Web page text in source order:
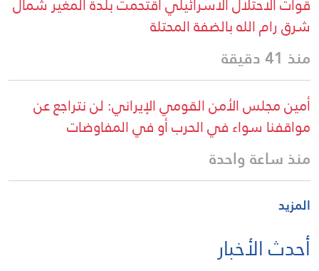
شرق رام الله بالضفة المحتلة
منذ 41 دقيقة
أمين مجلس الأمن القومي الإيراني: لن نتراجع عن
مواقفنا سواء في الحرب أو في المفاوضات
منذ ساعة واحدة
المزيد
أحدث الأخبار